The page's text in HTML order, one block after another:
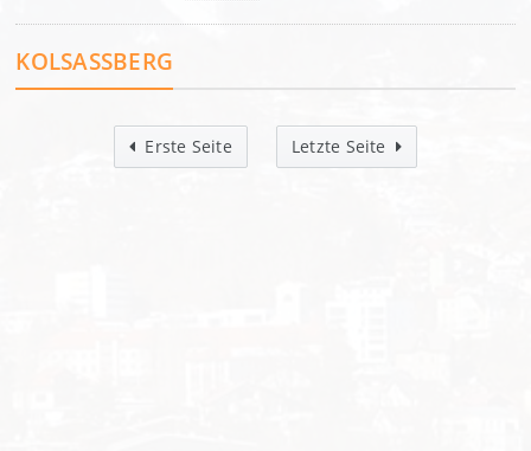
KOLSASSBERG
Erste Seite Letzte Seite